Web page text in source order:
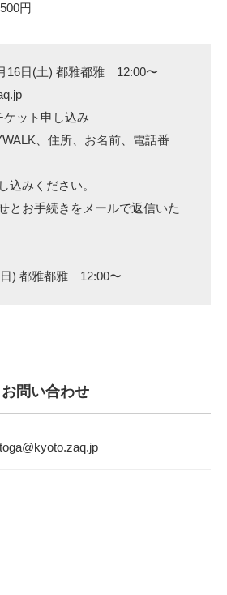
円
16日(土) 都雅都雅 12:00〜
ケット申し込み
、住所、お名前、電話番
込みください。
とお手続きをメールで返信いた
) 都雅都雅 12:00〜
お問い合わせ